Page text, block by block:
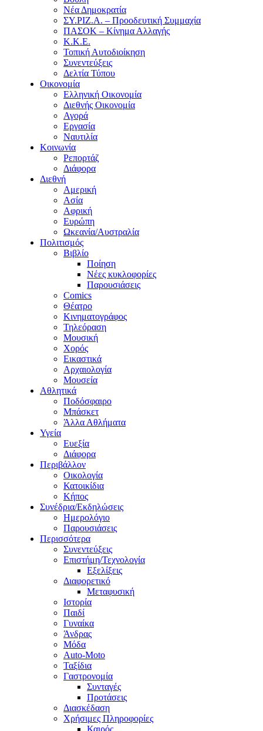
Νέα Δημοκρατία
ΣΥ.ΡΙΖ.Α. – Προοδευτική Συμμαχία
ΠΑΣΟΚ – Κίνημα Αλλαγής
Κ.Κ.Ε.
Τοπική Αυτοδιοίκηση
Συνεντεύξεις
Δελτία Τύπου
Οικονομία
Ελληνική Οικονομία
Διεθνής Οικονομία
Αγορά
Εργασία
Ναυτιλία
Κοινωνία
Ρεπορτάζ
Διάφορα
Διεθνή
Αμερική
Ασία
Αφρική
Ευρώπη
Ωκεανία/Αυστραλία
Πολιτισμός
Βιβλίο
Ποίηση
Νέες κυκλοφορίες
Παρουσιάσεις
Comics
Θέατρο
Κινηματογράφος
Τηλεόραση
Μουσική
Χορός
Εικαστικά
Αρχαιολογία
Μουσεία
Αθλητικά
Ποδόσφαιρο
Μπάσκετ
Άλλα Αθλήματα
Υγεία
Ευεξία
Διάφορα
Περιβάλλον
Οικολογία
Κατοικίδια
Κήπος
Συνέδρια/Εκδηλώσεις
Ημερολόγιο
Παρουσιάσεις
Περισσότερα
Συνεντεύξεις
Επιστήμη/Τεχνολογία
Εξελίξεις
Διαφορετικό
Μεταφυσική
Ιστορία
Παιδί
Γυναίκα
Άνδρας
Μόδα
Auto-Moto
Ταξίδια
Γαστρονομία
Συνταγές
Προτάσεις
Διασκέδαση
Χρήσιμες Πληροφορίες
Καιρός